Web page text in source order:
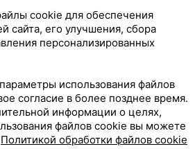
фармакологические
cookie для обеспечения
сайта, его улучшения, сбора
персонализированных
использования файлов
согласие в более позднее время.
информации о целях,
файлов cookie вы можете
Политикой обработки файлов cookie